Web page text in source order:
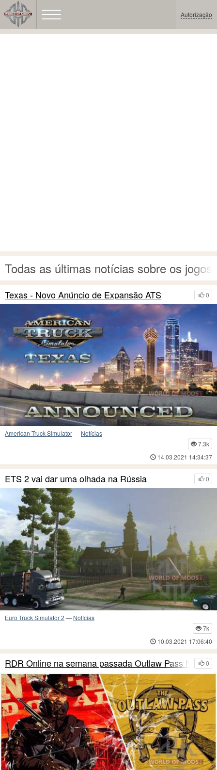
Autorização
Todas as últimas notícias sobre os jogos
0
Texas - Novo Anúncio de Expansão ATS
American Truck Simulator— Notícias
7.3k
14.03.2021 14:34:37
0
ETS 2 vai dar uma olhada na Rússia
Euro Truck Simulator 2 — Notícias
7k
10.03.2021 17:06:40
0
RDR Online na semana passada Outlaw Pass No.4